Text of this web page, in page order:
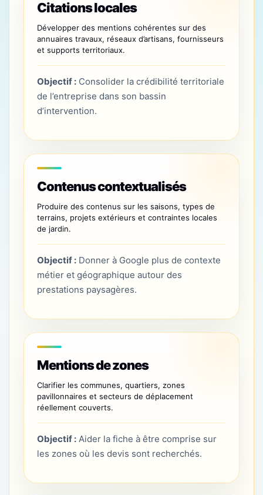
Citations locales
Développer des mentions cohérentes sur des
annuaires travaux, réseaux d’artisans, fournisseurs
et supports territoriaux.
Objectif : Consolider la crédibilité territoriale
de l’entreprise dans son bassin
d’intervention.
Contenus contextualisés
Produire des contenus sur les saisons, types de
terrains, projets extérieurs et contraintes locales
de jardin.
Objectif : Donner à Google plus de contexte
métier et géographique autour des
prestations paysagères.
Mentions de zones
Clarifier les communes, quartiers, zones
pavillonnaires et secteurs de déplacement
réellement couverts.
Objectif : Aider la fiche à être comprise sur
les zones où les devis sont recherchés.